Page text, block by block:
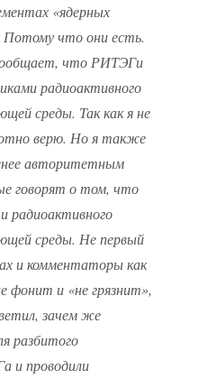
«ядерных
Потому что они есть.
что РИТЭГи
радиоактивного
среды. Так как я не
верю. Но я также
авторитетным
говорят о том, что
радиоактивного
среды. Не первый
и комментаторы как
фонит и «не грязнит»,
зачем же
разбитого
и проводили